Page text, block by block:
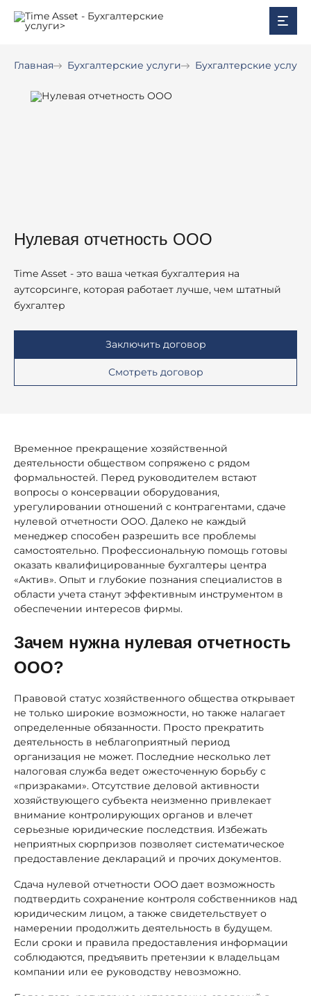
Главная Бухгалтерские услуги Бухгалтерские
Нулевая отчетность ООО
Time Asset - это ваша четкая бухгалтерия на
аутсорсинге, которая работает лучше, чем штатный
бухгалтер
Заключить договор
Смотреть договор
Временное прекращение хозяйственной
деятельности обществом сопряжено с рядом
формальностей. Перед руководителем встают
вопросы о консервации оборудования,
урегулировании отношений с контрагентами, сдаче
нулевой отчетности ООО. Далеко не каждый
менеджер способен разрешить все проблемы
самостоятельно. Профессиональную помощь готовы
оказать квалифицированные бухгалтеры центра
«Актив». Опыт и глубокие познания специалистов в
области учета станут эффективным инструментом в
обеспечении интересов фирмы.
Зачем нужна нулевая отчетность
ООО?
Правовой статус хозяйственного общества открывает
не только широкие возможности, но также налагает
определенные обязанности. Просто прекратить
деятельность в неблагоприятный период
организация не может. Последние несколько лет
налоговая служба ведет ожесточенную борьбу с
«призраками». Отсутствие деловой активности
хозяйствующего субъекта неизменно привлекает
внимание контролирующих органов и влечет
серьезные юридические последствия. Избежать
неприятных сюрпризов позволяет систематическое
предоставление деклараций и прочих документов.
Сдача нулевой отчетности ООО дает возможность
подтвердить сохранение контроля собственников над
юридическим лицом, а также свидетельствует о
намерении продолжить деятельность в будущем.
Если сроки и правила предоставления информации
соблюдаются, предъявить претензии к владельцам
компании или ее руководству невозможно.
Каталог услуг
О компании
Решения
Блог